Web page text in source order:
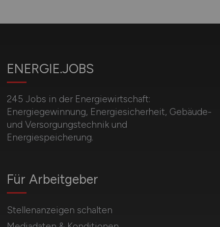
ENERGIE.JOBS
245 Jobs in der Energiewirtschaft:
Energiegewinnung, Energiesicherheit, Gebäude-
und Versorgungstechnik und
Energiespeicherung.
Für Arbeitgeber
Stellenanzeigen schalten